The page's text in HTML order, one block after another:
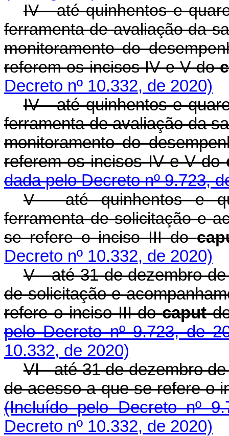
IV - até quinhentos e
ferramenta de avaliação da
monitoramento do
referem os incisos IV e V do
Decreto nº 10.332, de 2020)
IV - até quinhentos e
ferramenta de avaliação da
monitoramento do
referem os incisos IV e V do
dada pelo Decreto nº 9.723,
V - até quinhentos e
ferramenta de solicitação e
se refere o inciso III do
Decreto nº 10.332, de 2020)
V - até 31 de dezembro
de solicitação e
refere o inciso III docaput
pelo Decreto nº 9.723, de
10.332, de 2020)
VI - até 31 de dezembro
de acesso a que se refere o
(Incluído pelo Decreto nº
Decreto nº 10.332, de 2020)